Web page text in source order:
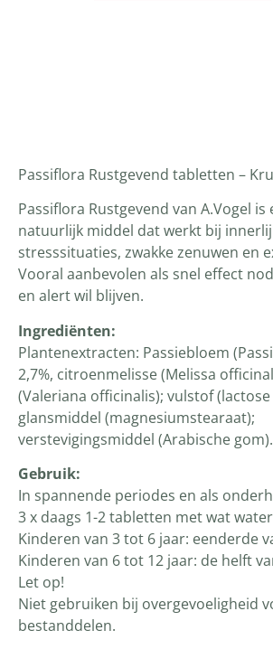
Passiflora Rustgevend tabletten –
Passiflora Rustgevend van A.Vogel is
natuurlijk middel dat werkt bij
stresssituaties, zwakke zenuwen en
Vooral aanbevolen als snel effect
en alert wil blijven.
Ingrediënten:
Plantenextracten: Passiebloem
2,7%, citroenmelisse (Melissa
(Valeriana officinalis); vulstof (lactose
glansmiddel (magnesiumstearaat);
verstevigingsmiddel (Arabische gom).
Gebruik:
In spannende periodes en als
3 x daags 1-2 tabletten met wat
Kinderen van 3 tot 6 jaar: eenderde
Kinderen van 6 tot 12 jaar: de helft
Let op!
Niet gebruiken bij overgevoeligheid
bestanddelen.